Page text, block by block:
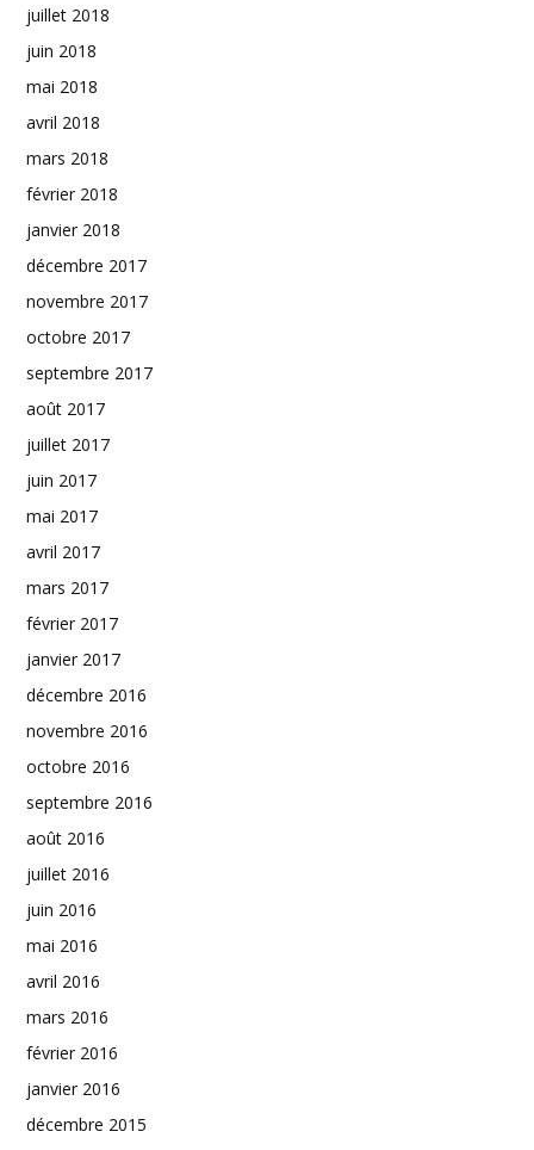
juillet 2018
juin 2018
mai 2018
avril 2018
mars 2018
février 2018
janvier 2018
décembre 2017
novembre 2017
octobre 2017
septembre 2017
août 2017
juillet 2017
juin 2017
mai 2017
avril 2017
mars 2017
février 2017
janvier 2017
décembre 2016
novembre 2016
octobre 2016
septembre 2016
août 2016
juillet 2016
juin 2016
mai 2016
avril 2016
mars 2016
février 2016
janvier 2016
décembre 2015